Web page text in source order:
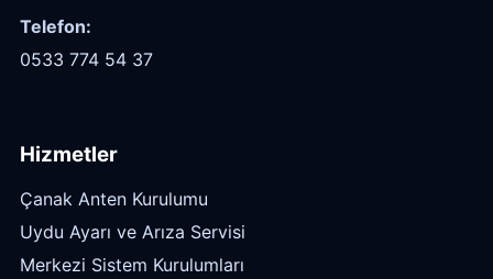
Telefon:
0533 774 54 37
Hizmetler
Çanak Anten Kurulumu
Uydu Ayarı ve Arıza Servisi
Merkezi Sistem Kurulumları